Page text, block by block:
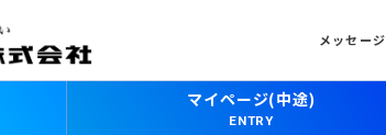
メッセージ
マイページ(中途)
ENTRY